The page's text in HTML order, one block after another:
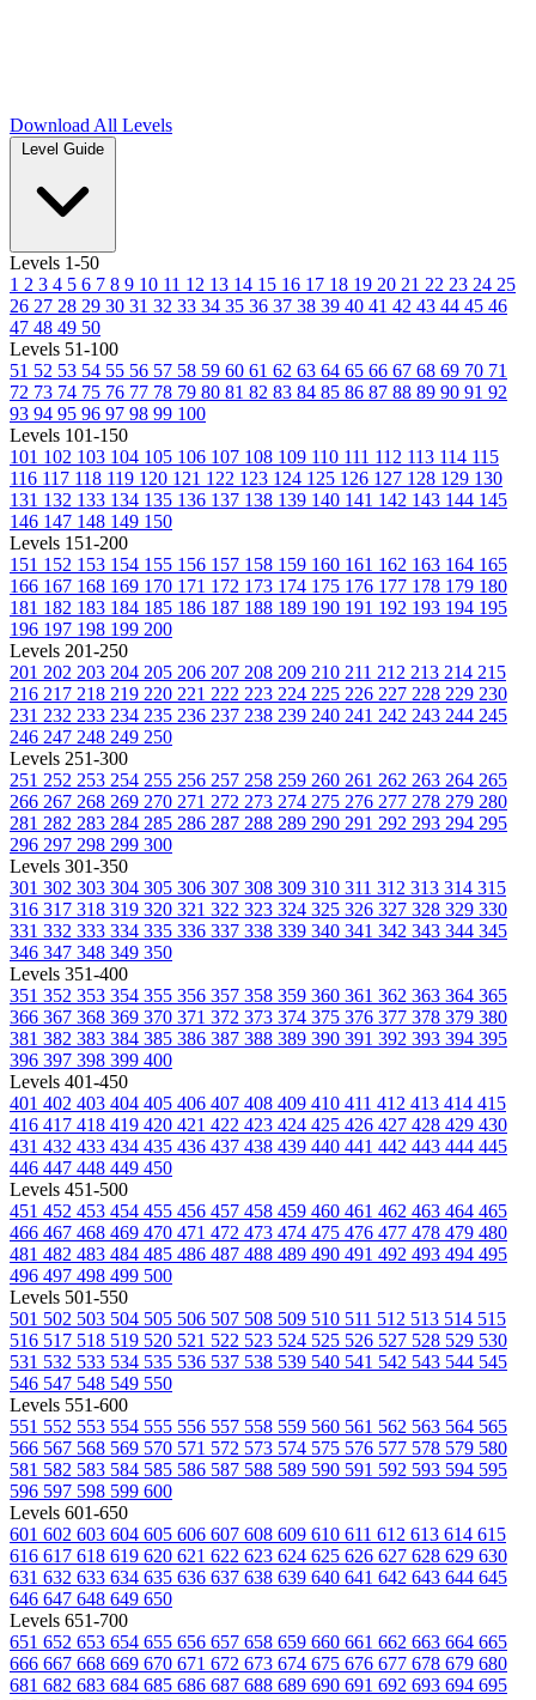
Download All Levels
Level Guide
Levels 1-50
1 2 3 4 5 6 7 8 9 10 11 12 13 14 15 16 17 18 19 20 21 22 23 24 25
26 27 28 29 30 31 32 33 34 35 36 37 38 39 40 41 42 43 44 45 46
47 48 49 50
Levels 51-100
51 52 53 54 55 56 57 58 59 60 61 62 63 64 65 66 67 68 69 70 71
72 73 74 75 76 77 78 79 80 81 82 83 84 85 86 87 88 89 90 91 92
93 94 95 96 97 98 99 100
Levels 101-150
101 102 103 104 105 106 107 108 109 110 111 112 113 114 115
116 117 118 119 120 121 122 123 124 125 126 127 128 129 130
131 132 133 134 135 136 137 138 139 140 141 142 143 144 145
146 147 148 149 150
Levels 151-200
151 152 153 154 155 156 157 158 159 160 161 162 163 164 165
166 167 168 169 170 171 172 173 174 175 176 177 178 179 180
181 182 183 184 185 186 187 188 189 190 191 192 193 194 195
196 197 198 199 200
Levels 201-250
201 202 203 204 205 206 207 208 209 210 211 212 213 214 215
216 217 218 219 220 221 222 223 224 225 226 227 228 229 230
231 232 233 234 235 236 237 238 239 240 241 242 243 244 245
246 247 248 249 250
Levels 251-300
251 252 253 254 255 256 257 258 259 260 261 262 263 264 265
266 267 268 269 270 271 272 273 274 275 276 277 278 279 280
281 282 283 284 285 286 287 288 289 290 291 292 293 294 295
296 297 298 299 300
Levels 301-350
301 302 303 304 305 306 307 308 309 310 311 312 313 314 315
316 317 318 319 320 321 322 323 324 325 326 327 328 329 330
331 332 333 334 335 336 337 338 339 340 341 342 343 344 345
346 347 348 349 350
Levels 351-400
351 352 353 354 355 356 357 358 359 360 361 362 363 364 365
366 367 368 369 370 371 372 373 374 375 376 377 378 379 380
381 382 383 384 385 386 387 388 389 390 391 392 393 394 395
396 397 398 399 400
Levels 401-450
401 402 403 404 405 406 407 408 409 410 411 412 413 414 415
416 417 418 419 420 421 422 423 424 425 426 427 428 429 430
431 432 433 434 435 436 437 438 439 440 441 442 443 444 445
446 447 448 449 450
Levels 451-500
451 452 453 454 455 456 457 458 459 460 461 462 463 464 465
466 467 468 469 470 471 472 473 474 475 476 477 478 479 480
481 482 483 484 485 486 487 488 489 490 491 492 493 494 495
496 497 498 499 500
Levels 501-550
501 502 503 504 505 506 507 508 509 510 511 512 513 514 515
516 517 518 519 520 521 522 523 524 525 526 527 528 529 530
531 532 533 534 535 536 537 538 539 540 541 542 543 544 545
546 547 548 549 550
Levels 551-600
551 552 553 554 555 556 557 558 559 560 561 562 563 564 565
566 567 568 569 570 571 572 573 574 575 576 577 578 579 580
581 582 583 584 585 586 587 588 589 590 591 592 593 594 595
596 597 598 599 600
Levels 601-650
601 602 603 604 605 606 607 608 609 610 611 612 613 614 615
616 617 618 619 620 621 622 623 624 625 626 627 628 629 630
631 632 633 634 635 636 637 638 639 640 641 642 643 644 645
646 647 648 649 650
Levels 651-700
651 652 653 654 655 656 657 658 659 660 661 662 663 664 665
666 667 668 669 670 671 672 673 674 675 676 677 678 679 680
681 682 683 684 685 686 687 688 689 690 691 692 693 694 695